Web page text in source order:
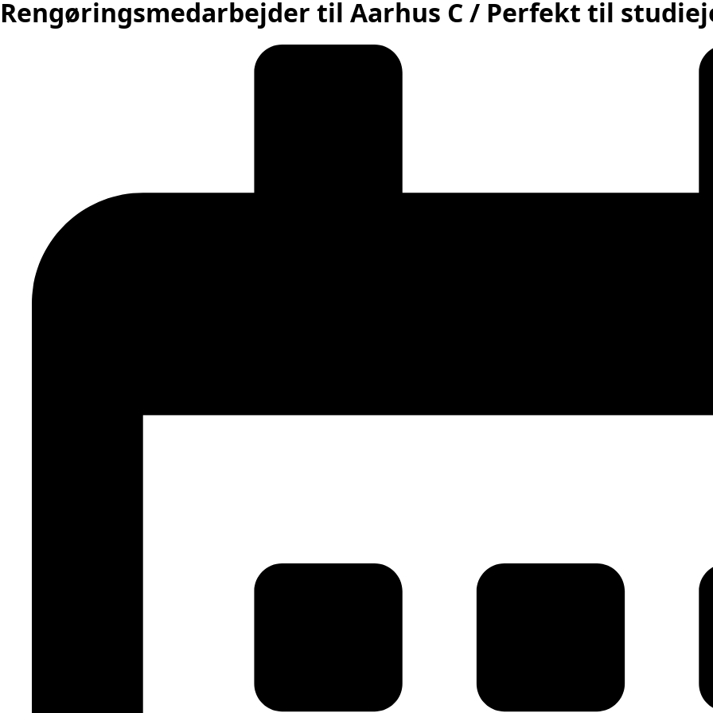
Rengøringsmedarbejder til Aarhus C / Perfekt til